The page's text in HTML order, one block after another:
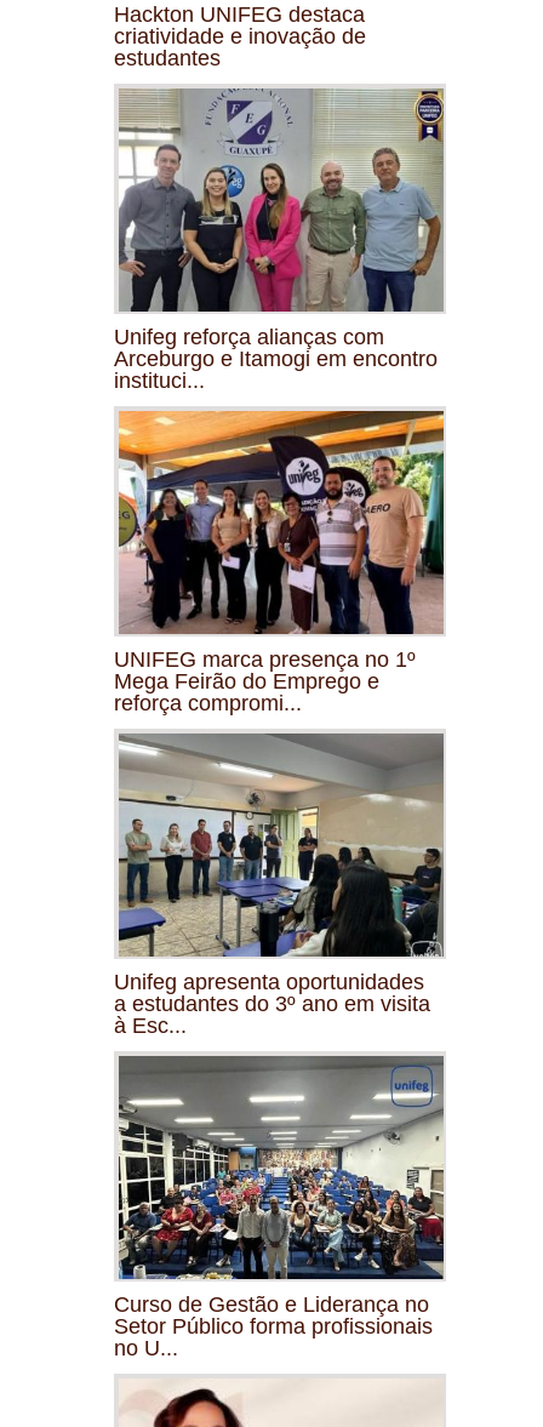
Hackton UNIFEG destaca
criatividade e inovação de
estudantes
Unifeg reforça alianças com
Arceburgo e Itamogi em encontro
instituci...
UNIFEG marca presença no 1º
Mega Feirão do Emprego e
reforça compromi...
Unifeg apresenta oportunidades
a estudantes do 3º ano em visita
à Esc...
Curso de Gestão e Liderança no
Setor Público forma profissionais
no U...